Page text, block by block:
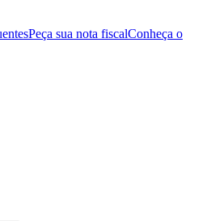
Peça sua nota fiscalConheça o